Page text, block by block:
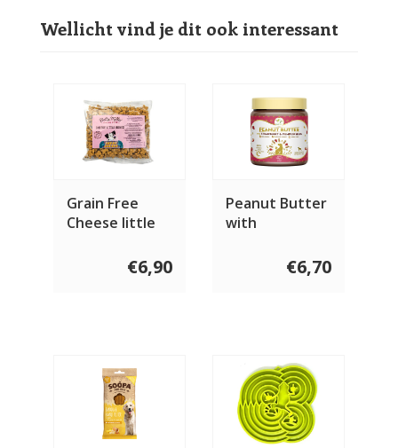
Wellicht vind je dit ook interessant
Grain Free
Cheese little
€6,90
Peanut Butter
with
Pumpkin seeds
€6,70